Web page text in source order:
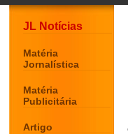
JL Notícias
Matéria
Jornalística
Matéria
Publicitária
Artigo